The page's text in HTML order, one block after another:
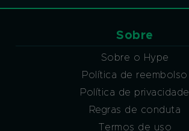
Sobre
Sobre o Hype
Política de reembolso
Política de privacidade
Regras de conduta
Termos de uso